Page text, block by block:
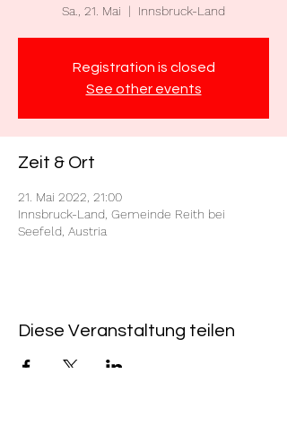
Sa., 21. Mai
  |
Innsbruck-Land
Registration is closed
See other events
Zeit & Ort
21. Mai 2022, 21:00
Innsbruck-Land, Gemeinde Reith bei
Seefeld, Austria
Diese Veranstaltung teilen